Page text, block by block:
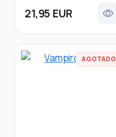
21,95 EUR
AGOTADO